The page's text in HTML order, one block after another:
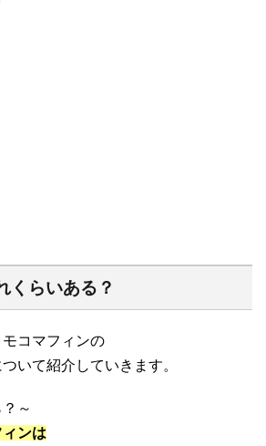
くらいある？
コマフィンの
いて紹介していきます。
～
ンは